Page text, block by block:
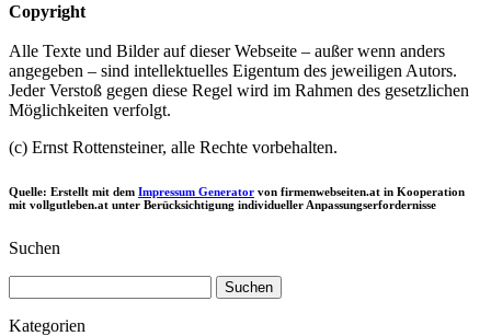
Copyright
Alle Texte und Bilder auf dieser Webseite – außer wenn anders
angegeben – sind intellektuelles Eigentum des jeweiligen Autors.
Jeder Verstoß gegen diese Regel wird im Rahmen des gesetzlichen
Möglichkeiten verfolgt.
(c) Ernst Rottensteiner, alle Rechte vorbehalten.
Quelle: Erstellt mit dem Impressum Generator von firmenwebseiten.at in Kooperation
mit vollgutleben.at unter Berücksichtigung individueller Anpassungserfordernisse
Suchen
nach:
Kategorien